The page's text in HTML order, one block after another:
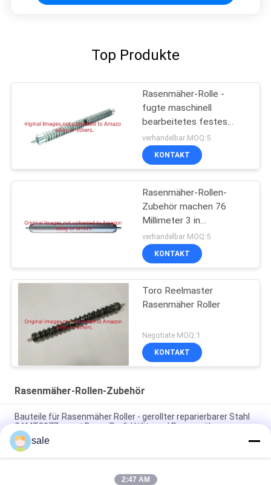
Top Produkte
Rasenmäher-Rolle -
fugte maschinell
bearbeitetes festes
Sitze deere des Stahl-
GAET10557
verhandelbar MOQ:5
KONTAKT
Rasenmäher-Rollen-
Zubehör machen 76
Millimeter 3 in
GTCA17790 glatt
verhandelbar MOQ:5
KONTAKT
Toro Reelmaster
Rasenmäher Roller
Negotiate MOQ:1
KONTAKT
Rasenmäher-Rollen-Zubehör
Bauteile für Rasenmäher Roller - gerollter reparierbarer Stahl
GAMT2977 passt Deere Profi-Utility und Rasenmäher
Rasenmäher Teile glatte Rolle, 30 Zoll GAMT2976 passt Deere
professionelle Rasenmäher
sale
2:47 AM